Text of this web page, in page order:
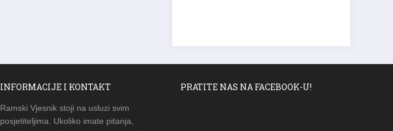
INFORMACIJE I KONTAKT
Ramski Vjesnik stoji na usluzi svim
posjetiteljima. Ukoliko imate pitanja,
PRATITE NAS NA FACEBOOK-U!